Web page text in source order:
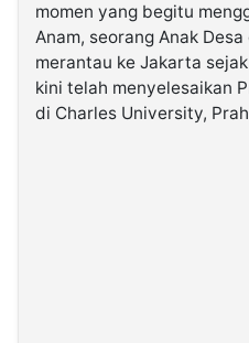
momen yang begitu
Anam, seorang Anak
merantau ke Jakarta
kini telah menyelesaikan
di Charles University,